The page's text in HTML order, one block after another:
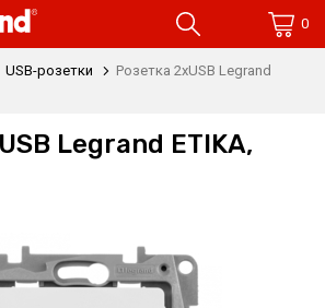
0
USB-розетки
Розетка 2xUSB Legrand
Legrand ETIKA,